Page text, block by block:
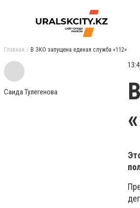
Главная В ЗКО запущена единая служба «112»
Саида Тулегенова